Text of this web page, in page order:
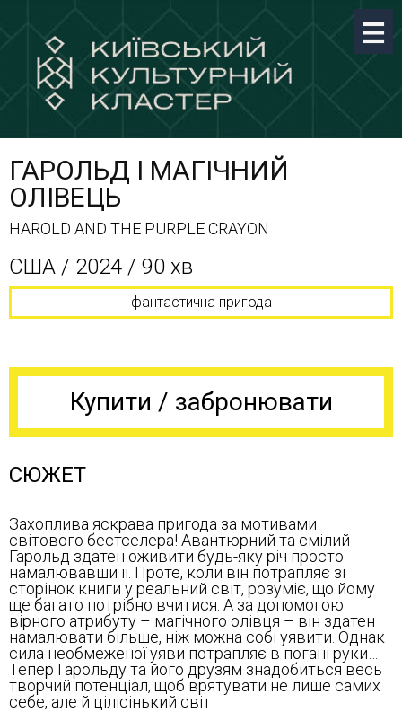
ГАРОЛЬД І МАГІЧНИЙ
ОЛІВЕЦЬ
HAROLD AND THE PURPLE CRAYON
США / 2024 / 90 хв
фантастична пригода
Купити / забронювати
СЮЖЕТ
Захоплива яскрава пригода за мотивами
світового бестселера! Авантюрний та смілий
Гарольд здатен оживити будь-яку річ просто
намалювавши її. Проте, коли він потрапляє зі
сторінок книги у реальний світ, розуміє, що йому
ще багато потрібно вчитися. А за допомогою
вірного атрибуту – магічного олівця – він здатен
намалювати більше, ніж можна собі уявити. Однак
сила необмеженої уяви потрапляє в погані руки…
Тепер Гарольду та його друзям знадобиться весь
творчий потенціал, щоб врятувати не лише самих
себе, але й цілісінький світ